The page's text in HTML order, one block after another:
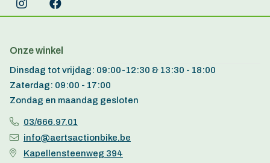
Onze winkel
Dinsdag tot vrijdag: 09:00-12:30 & 13:30 - 18:00
Zaterdag: 09:00 - 17:00
Zondag en maandag gesloten
03/666.97.01
info@aertsactionbike.be
Kapellensteenweg 394